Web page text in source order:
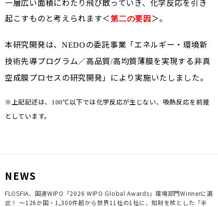
一層広い面積にわたり飛び散っていき、化学反応を引き
起こすものと考えられます＜第二の要因 ＞。
本研究開発は、 NEDOの委託事業「エネルギー・環境新
技術先導プログラム／高品質/高均質薄膜を実現する非真
空成膜プロセスの研究開発」により実施いたしました。
※上記記述は、 100℃以下では化学反応が生じない、吸熱反応を前提
としています。
NEWS
FLOSFIA、国連WIPO「2026 WIPO Global Awards」環境部門Winnerに選
出！ ～126か国・1,300件超から世界11社の1社に、知財を核とした「半